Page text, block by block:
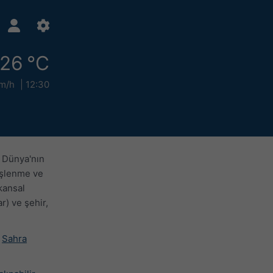
26 °C
h 12:30
ve
ve şehir,
Sahra